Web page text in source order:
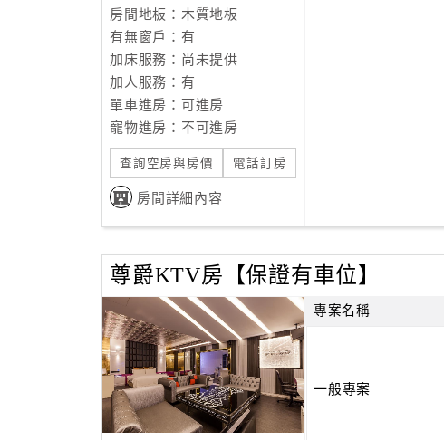
房間地板：木質地板
有無窗戶：有
加床服務：尚未提供
加人服務：有
單車進房：可進房
寵物進房：不可進房
查詢空房與房價 電話訂房
房間詳細內容
尊爵KTV房【保證有車位】
專案名稱
一般專案